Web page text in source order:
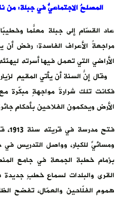
المصلحُ الاجتماعيُّ في جبلة: من
عاد القسّام إلى جبلة معلّمًا
مراجعةُ الأعراف الفاسدة: رفض
الأراضي التي تعمل فيها أسرته
وقال إنّ السنة أن يأتي المقيمُ
فكانت تلك شرارةَ مواجهةٍ مبكّرة
الأرض ويحكمون الفلاحين بأحكامٍ
فتح
ومسائيٍّ للكبار، وواصل التدريس
بزمام خطبة الجمعة في جامع
القرى والبلدات لسماع خطبٍ
هموم الفلّاحين والعمّال، تفضح